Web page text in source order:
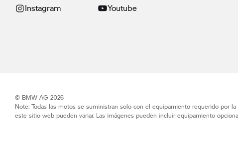
Instagram Youtube
© BMW AG 2026
Note: Todas las motos se suministran solo con el equipamiento requerido por
este sitio web pueden variar. Las imágenes pueden incluir equipamiento